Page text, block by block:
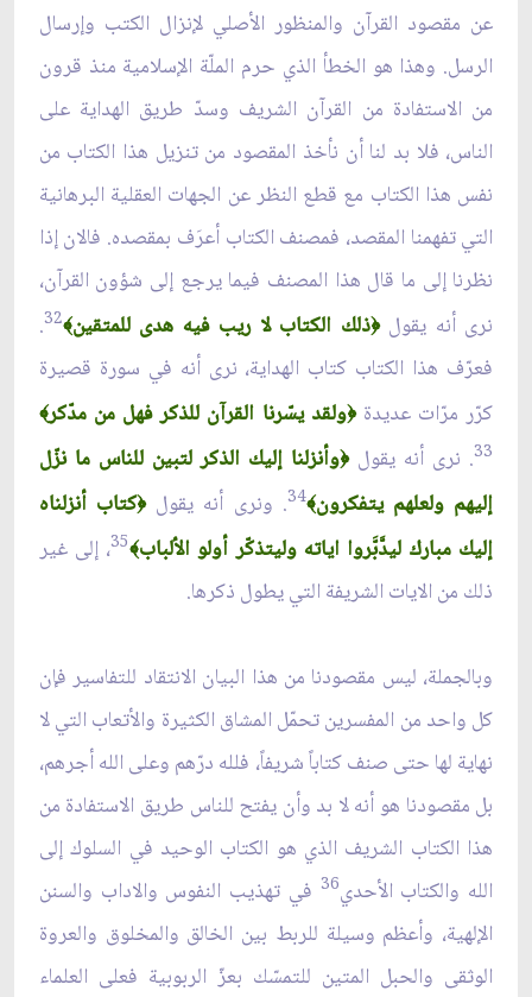
عن مقصود القرآن والمنظور الأصلي لإنزال الكتب وإرسال
الرسل. وهذا هو الخطأ الذي حرم الملّة الإسلامية منذ قرون
من الاستفادة من القرآن الشريف وسدّ طريق الهداية على
الناس، فلا بد لنا أن نأخذ المقصود من تنزيل هذا الكتاب من
نفس هذا الكتاب مع قطع النظر عن الجهات العقلية البرهانية
التي تفهمنا المقصد، فمصنف الكتاب أعرَف بمقصده. فالان إذا
نظرنا إلى ما قال هذا المصنف فيما يرجع إلى شؤون القرآن،
نرى أنه يقول﴿ذلك الكتاب لا ريب فيه هدى للمتقين﴾32
.
فعرّف هذا الكتاب كتاب الهداية، نرى أنه في سورة قصيرة
كرّر مرّات عديدة﴿ولقد يسّرنا القرآن للذكر فهل من مدّكر﴾
33. نرى أنه يقول﴿وأنزلنا إليك الذكر لتبين للناس ما نزّل
إليهم ولعلهم يتفكرون﴾34. ونرى أنه يقول﴿كتاب أنزلناه
إليك مبارك ليدَّبَّروا اياته وليتذكّر أولو الألباب﴾35، إلى غير
ذلك من الايات الشريفة التي يطول ذكرها.
وبالجملة، ليس مقصودنا من هذا البيان الانتقاد للتفاسير فإن
كل واحد من المفسرين تحمّل المشاق الكثيرة والأتعاب التي لا
نهاية لها حتى صنف كتاباً شريفاً، فلله درّهم وعلى الله أجرهم،
بل مقصودنا هو أنه لا بد وأن يفتح للناس طريق الاستفادة من
هذا الكتاب الشريف الذي هو الكتاب الوحيد في السلوك إلى
الله والكتاب الأحدي36 في تهذيب النفوس والاداب والسنن
الإلهية، وأعظم وسيلة للربط بين الخالق والمخلوق والعروة
الوثقى والحبل المتين للتمسّك بعزّ الربوبية فعلى العلماء